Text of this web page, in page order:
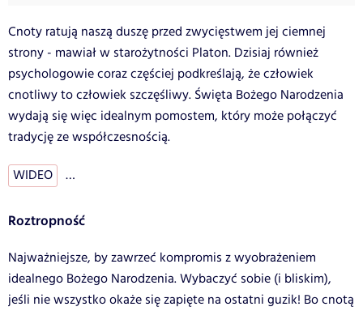
Cnoty ratują naszą duszę przed zwycięstwem jej ciemnej
strony - mawiał w starożytności Platon. Dzisiaj również
psychologowie coraz częściej podkreślają, że człowiek
cnotliwy to człowiek szczęśliwy. Święta Bożego Narodzenia
wydają się więc idealnym pomostem, który może połączyć
tradycję ze współczesnością.
WIDEO …
Roztropność
Najważniejsze, by zawrzeć kompromis z wyobrażeniem
idealnego Bożego Narodzenia. Wybaczyć sobie (i bliskim),
jeśli nie wszystko okaże się zapięte na ostatni guzik! Bo cnotą